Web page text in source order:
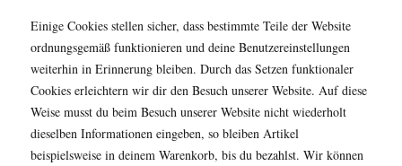
Einige Cookies stellen sicher, dass bestimmte Teile der Website
ordnungsgemäß funktionieren und deine Benutzereinstellungen
weiterhin in Erinnerung bleiben. Durch das Setzen funktionaler
Cookies erleichtern wir dir den Besuch unserer Website. Auf diese
Weise musst du beim Besuch unserer Website nicht wiederholt
dieselben Informationen eingeben, so bleiben Artikel
beispielsweise in deinem Warenkorb, bis du bezahlst. Wir können